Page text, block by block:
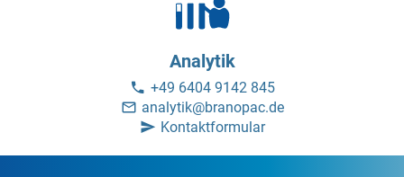
Analytik
+49 6404 9142 845
analytik@branopac.de
Kontaktformular